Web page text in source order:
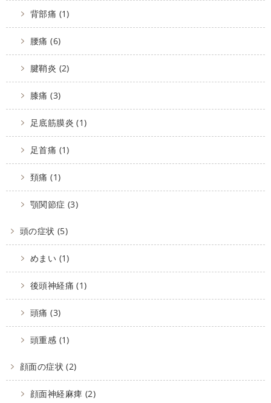
背部痛 (1)
腰痛 (6)
腱鞘炎 (2)
膝痛 (3)
足底筋膜炎 (1)
足首痛 (1)
頚痛 (1)
顎関節症 (3)
頭の症状 (5)
めまい (1)
後頭神経痛 (1)
頭痛 (3)
頭重感 (1)
顔面の症状 (2)
顔面神経麻痺 (2)